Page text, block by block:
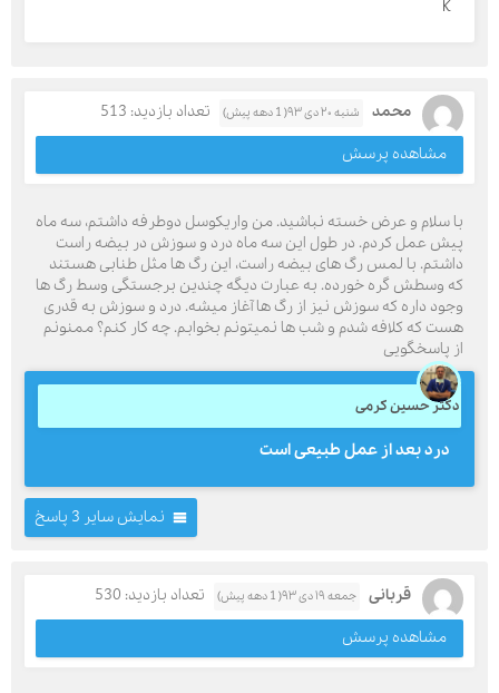
K
محمد شنبه ۲۰ دی ۹۳( 1 دهه پیش)
تعداد بازدید: 513
مشاهده پرسش
با سلام و عرض خسته نباشید. من واریکوسل دوطرفه داشتم، سه ماه
پیش عمل کردم. در طول این سه ماه درد و سوزش در بیضه راست
داشتم. با لمس رگ های بیضه راست، این رگ ها مثل طنابی هستند
که وسطش گره خورده. به عبارت دیگه چندین برجستگی وسط رگ ها
وجود داره که سوزش نیز از رگ ها آغاز میشه. درد و سوزش به قدری
هست که کلافه شدم و شب ها نمیتونم بخوابم. چه کار کنم؟ ممنونم
از پاسخگویی
دکتر حسین کرمی
درد بعد از عمل طبیعی است
نمایش سایر 3 پاسخ
قربانی جمعه ۱۹ دی ۹۳( 1 دهه پیش)
تعداد بازدید: 530
مشاهده پرسش